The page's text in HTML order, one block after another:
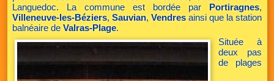
Languedoc. La commune est bordée par
Portiragnes,
Villeneuve-les-Béziers, Sauvian, Vendresainsi que la station
balnéaire de Valras-Plage.
Située à
deux pas
de plages